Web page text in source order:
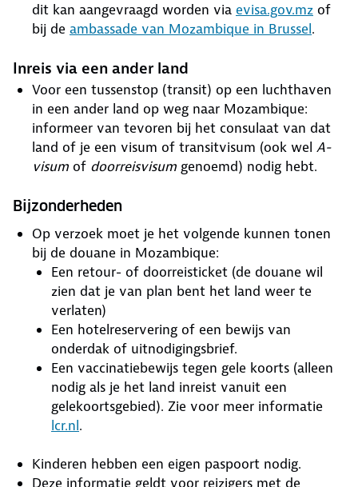
dit kan aangevraagd worden via evisa.gov.mz of
bij de ambassade van Mozambique in Brussel.
Inreis via een ander land
Voor een tussenstop (transit) op een luchthaven
in een ander land op weg naar Mozambique:
informeer van tevoren bij het consulaat van dat
land of je een visum of transitvisum (ook wel A-
visum of doorreisvisum genoemd) nodig hebt.
Bijzonderheden
Op verzoek moet je het volgende kunnen tonen
bij de douane in Mozambique:
Een retour- of doorreisticket (de douane wil
zien dat je van plan bent het land weer te
verlaten)
Een hotelreservering of een bewijs van
onderdak of uitnodigingsbrief.
Een vaccinatiebewijs tegen gele koorts (alleen
nodig als je het land inreist vanuit een
gelekoortsgebied). Zie voor meer informatie
lcr.nl.
Kinderen hebben een eigen paspoort nodig.
Deze informatie geldt voor reizigers met de